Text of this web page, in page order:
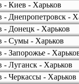
- Киев - Харьков
- Днепропетровск -
- Донецк - Харьков
- Сумы - Харьков
- Запорожье -
- Луганск - Харьков
- Черкассы - Харьков